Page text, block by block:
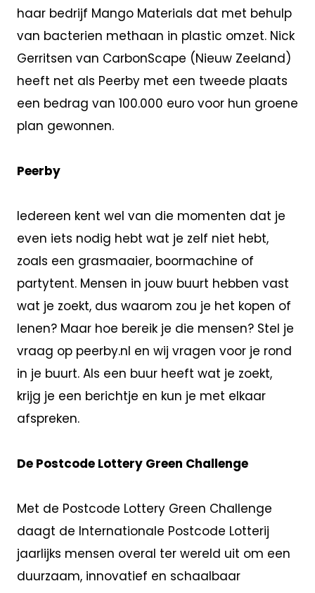
haar bedrijf Mango Materials dat met behulp
van bacterien methaan in plastic omzet. Nick
Gerritsen van CarbonScape (Nieuw Zeeland)
heeft net als Peerby met een tweede plaats
een bedrag van 100.000 euro voor hun groene
plan gewonnen.
Peerby
Iedereen kent wel van die momenten dat je
even iets nodig hebt wat je zelf niet hebt,
zoals een grasmaaier, boormachine of
partytent. Mensen in jouw buurt hebben vast
wat je zoekt, dus waarom zou je het kopen of
lenen? Maar hoe bereik je die mensen? Stel je
vraag op peerby.nl en wij vragen voor je rond
in je buurt. Als een buur heeft wat je zoekt,
krijg je een berichtje en kun je met elkaar
afspreken.
De Postcode Lottery Green Challenge
Met de Postcode Lottery Green Challenge
daagt de Internationale Postcode Lotterij
jaarlijks mensen overal ter wereld uit om een
duurzaam, innovatief en schaalbaar